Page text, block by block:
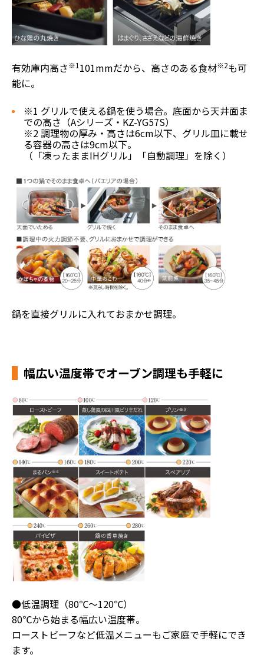
有効庫内高さ※1 101mmだから、高さのある食材※2も可
能に。
※1 グリルで使える鍋を使う場合。底面から天井面ま
での高さ（Aシリーズ・KZ-YG57S）
※2 調理物の厚み・高さは6cm以下、グリル皿に載せ
る容器の高さは9cm以下。
（「凍ったままIHグリル」「自動調理」を除く）
鍋を直接グリルに入れておまかせ調理。
幅広い温度帯でオーブン調理も手軽に
●低温調理（80℃～120℃）
80℃から始まる幅広い温度帯。
ローストビーフなど低温メニューもご家庭で手軽にでき
ます。